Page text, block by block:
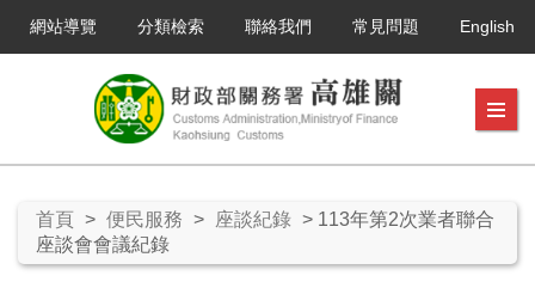
網站導覽 分類檢索 聯絡我們 常見問題 English
首頁 > 便民服務 > 座談紀錄 > 113年第2次業者聯合
座談會會議紀錄